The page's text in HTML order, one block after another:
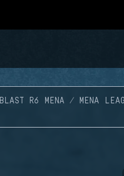
BLAST R6 MENA MENA